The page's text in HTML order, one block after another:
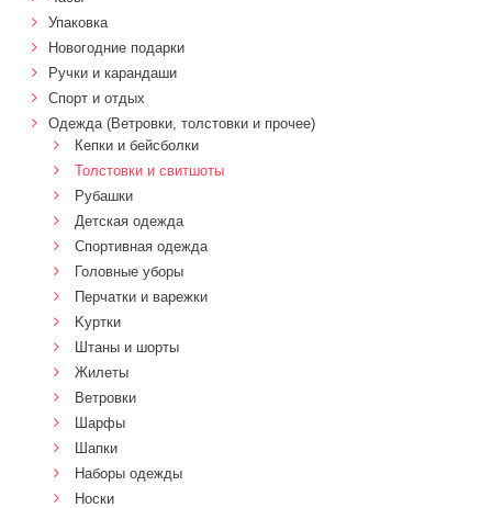
Упаковка
Новогодние подарки
Ручки и карандаши
Спорт и отдых
Одежда (Ветровки, толстовки и прочее)
Кепки и бейсболки
Толстовки и свитшоты
Рубашки
Детская одежда
Спортивная одежда
Головные уборы
Перчатки и варежки
Kуртки
Штаны и шорты
Жилеты
Ветровки
Шарфы
Шапки
Наборы одежды
Носки